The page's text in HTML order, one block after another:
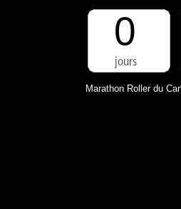
0
Marathon Roller du